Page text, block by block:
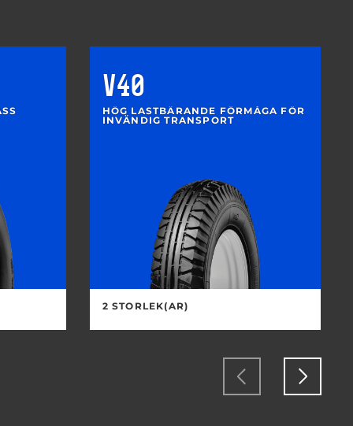
V40
HÖG LASTBÄRANDE FÖRMÅGA FÖR
INVÄNDIG TRANSPORT
2 STORLEK(AR)